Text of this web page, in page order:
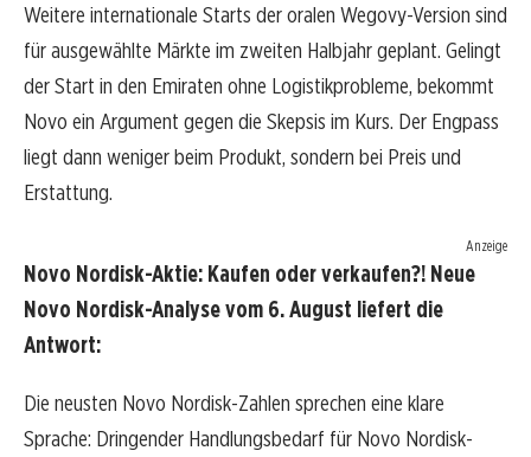
Weitere internationale Starts der oralen Wegovy-Version sind
für ausgewählte Märkte im zweiten Halbjahr geplant. Gelingt
der Start in den Emiraten ohne Logistikprobleme, bekommt
Novo ein Argument gegen die Skepsis im Kurs. Der Engpass
liegt dann weniger beim Produkt, sondern bei Preis und
Erstattung.
Anzeige
Novo Nordisk-Aktie: Kaufen oder verkaufen?! Neue
Novo Nordisk-Analyse vom 6. August liefert die
Antwort:
Die neusten Novo Nordisk-Zahlen sprechen eine klare
Sprache: Dringender Handlungsbedarf für Novo Nordisk-